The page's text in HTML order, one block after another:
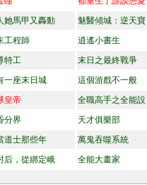
她馬甲又轟動
魅醫傾城：逆天寶
工程師
逍遙小書生
特工
末日之最終戰爭
一座末日城
這個游戲不一般
皇帝
全職高手之全能設
分界
天才俱樂部
道士那些年
萬鬼吞噬系統
后，從綁定峨
全能大畫家